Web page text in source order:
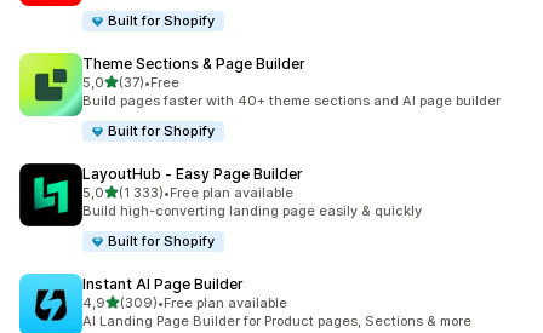
Built for Shopify
Theme Sections & Page Builder
5,0na 5 gwiazdek
(37)
Łączna liczba recenzji: 37
•Free
Build pages faster with 40+ theme sections and AI page builder
Built for Shopify
LayoutHub ‑ Easy Page Builder
5,0na 5 gwiazdek
(1 333)
Łączna liczba recenzji: 1333
•Free plan available
Build high-converting landing page easily & quickly
Built for Shopify
Instant AI Page Builder
4,9na 5 gwiazdek
(309)
Łączna liczba recenzji: 309
•Free plan available
AI Landing Page Builder for Product pages, Sections & more